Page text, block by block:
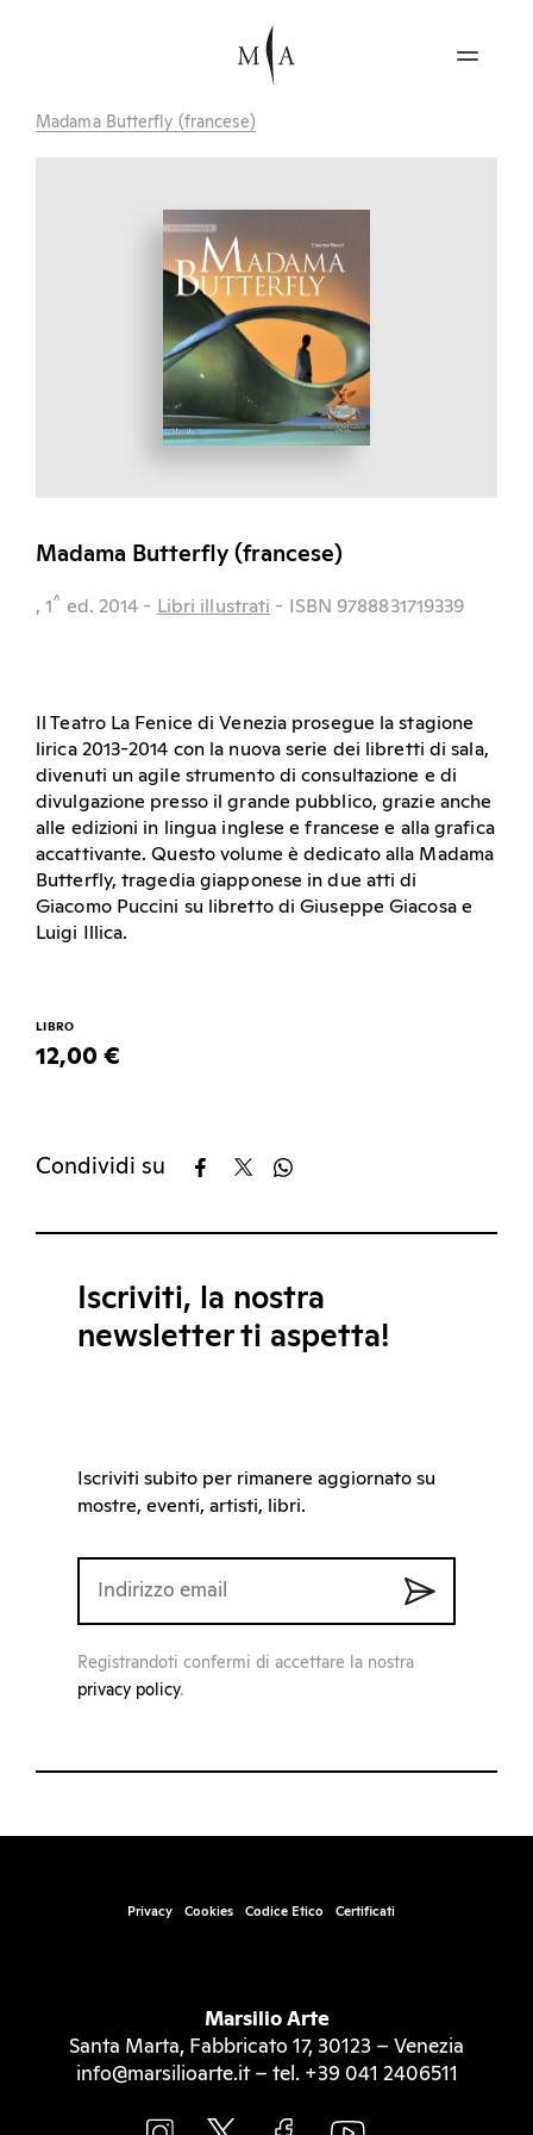
Madama Butterfly (francese)
Madama Butterfly (francese)
, 1^ ed. 2014 - Libri illustrati - ISBN 9788831719339
Il Teatro La Fenice di Venezia prosegue la stagione
lirica 2013-2014 con la nuova serie dei libretti di sala,
divenuti un agile strumento di consultazione e di
divulgazione presso il grande pubblico, grazie anche
alle edizioni in lingua inglese e francese e alla grafica
accattivante. Questo volume è dedicato alla Madama
Butterfly, tragedia giapponese in due atti di
Giacomo Puccini su libretto di Giuseppe Giacosa e
Luigi Illica.
LIBRO
12,00 €
Condividi su
Iscriviti, la nostra
newsletter ti aspetta!
Iscriviti subito per rimanere aggiornato su
mostre, eventi, artisti, libri.
Registrandoti confermi di accettare la nostra
privacy policy.
Privacy Cookies Codice Etico Certificati
Marsilio Arte
Santa Marta, Fabbricato 17, 30123 – Venezia
info@marsilioarte.it – tel. +39 041 2406511